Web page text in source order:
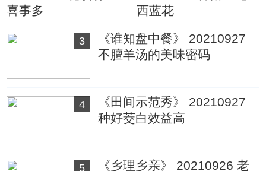
喜事多
西蓝花
3
《谁知盘中餐》 20210927
不膻羊汤的美味密码
4
《田间示范秀》 20210927
种好茭白效益高
5 《乡理乡亲》 20210926 老